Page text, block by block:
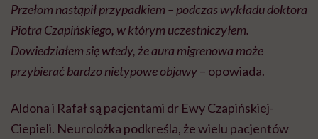
Przełom nastąpił przypadkiem – podczas wykładu doktora
Piotra Czapińskiego, w którym uczestniczyłem.
Dowiedziałem się wtedy, że aura migrenowa może
przybierać bardzo nietypowe objawy– opowiada.
Aldona i Rafał są pacjentami dr Ewy Czapińskiej-
Ciepieli. Neurolożka podkreśla, że wielu pacjentów